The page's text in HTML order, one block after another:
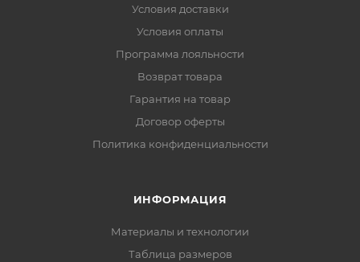
Условия доставки
Условия оплаты
Программа лояльности
Возврат товара
Гарантия на товар
Договор оферты
Политика конфиденциальности
ИНФОРМАЦИЯ
Материалы и технологии
Таблица размеров